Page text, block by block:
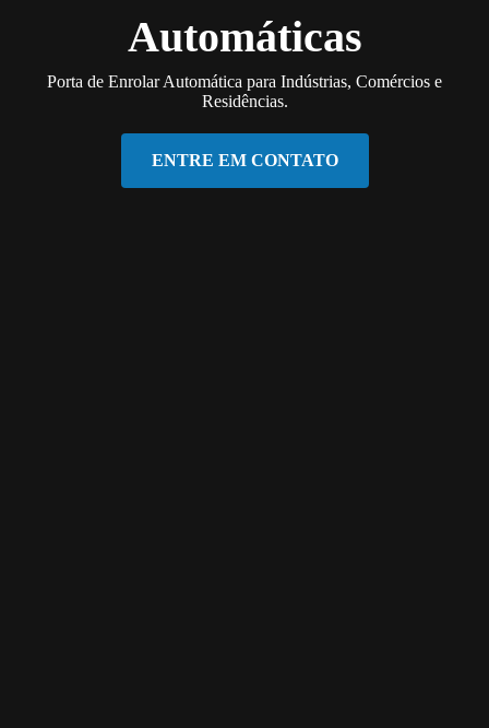
Automáticas
Porta de Enrolar Automática para Indústrias, Comércios e
Residências.
ENTRE EM CONTATO